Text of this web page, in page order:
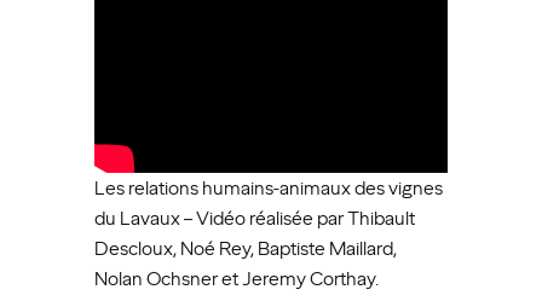
Les relations humains-animaux des vignes
du Lavaux – Vidéo réalisée par Thibault
Descloux, Noé Rey, Baptiste Maillard,
Nolan Ochsner et Jeremy Corthay.